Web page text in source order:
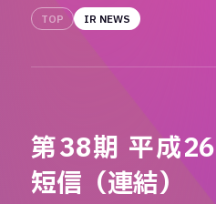
IR
TOP IR NEWS
第38期 平成
短信（連結）